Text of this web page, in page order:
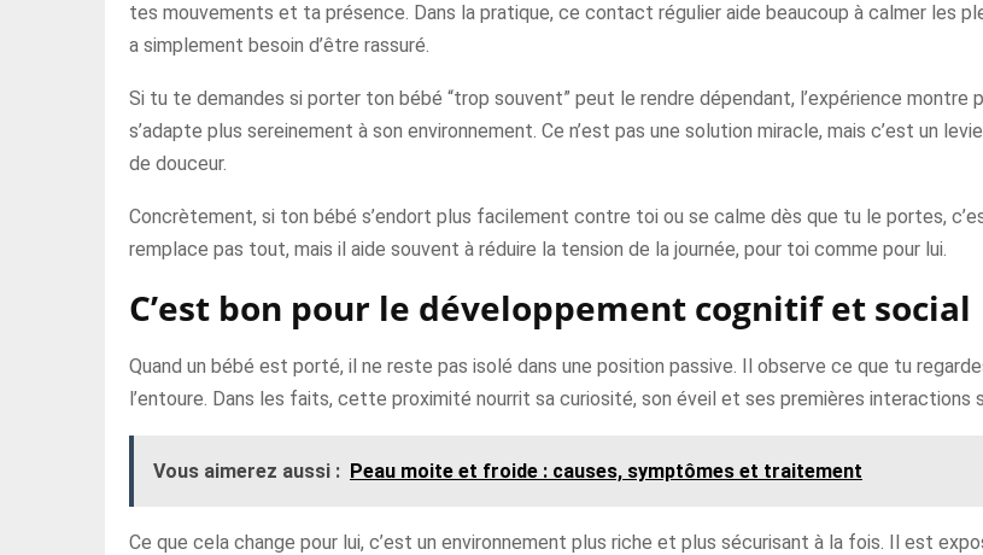
tes mouvements et ta présence. Dans la pratique, ce contact régulier aide beaucoup à calmer les
a simplement besoin d’être rassuré.
Si tu te demandes si porter ton bébé “trop souvent” peut le rendre dépendant, l’expérience montre
s’adapte plus sereinement à son environnement. Ce n’est pas une solution miracle, mais c’est un
de douceur.
Concrètement, si ton bébé s’endort plus facilement contre toi ou se calme dès que tu le portes,
remplace pas tout, mais il aide souvent à réduire la tension de la journée, pour toi comme pour lui.
C’est bon pour le développement cognitif et social
Quand un bébé est porté, il ne reste pas isolé dans une position passive. Il observe ce que tu
l’entoure. Dans les faits, cette proximité nourrit sa curiosité, son éveil et ses premières interactions
Vous aimerez aussi : Peau moite et froide : causes, symptômes et traitement
Ce que cela change pour lui, c’est un environnement plus riche et plus sécurisant à la fois. Il est